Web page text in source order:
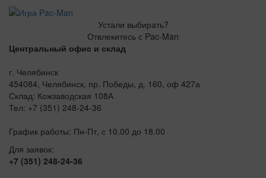
Устали выбирать?
Отвлекитесь с Pac-Man
Центральный офис и склад
г. Челябинск
454084, Челябинск, пр. Победы, д. 160, оф 427а
Склад: Кожзаводская 108А
Тел: +7 (351) 248-24-36
График работы: Пн-Пт, с 10.00 до 18.00
Для заявок:
+7 (351) 248-24-36